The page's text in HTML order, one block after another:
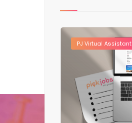
PJ Virtual Assistant